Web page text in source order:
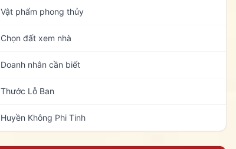
Vật phẩm phong thủy
Chọn đất xem nhà
Doanh nhân cần biết
Thước Lỗ Ban
Huyền Không Phi Tinh